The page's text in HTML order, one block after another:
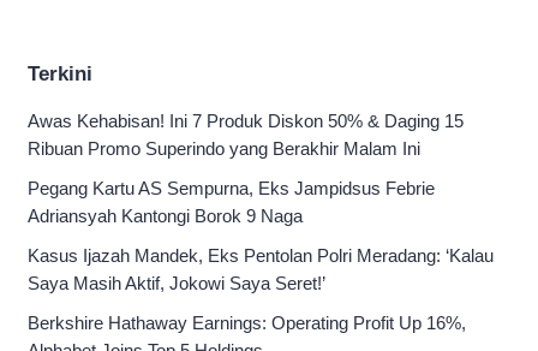
Terkini
Awas Kehabisan! Ini 7 Produk Diskon 50% & Daging 15
Ribuan Promo Superindo yang Berakhir Malam Ini
Pegang Kartu AS Sempurna, Eks Jampidsus Febrie
Adriansyah Kantongi Borok 9 Naga
Kasus Ijazah Mandek, Eks Pentolan Polri Meradang: ‘Kalau
Saya Masih Aktif, Jokowi Saya Seret!’
Berkshire Hathaway Earnings: Operating Profit Up 16%,